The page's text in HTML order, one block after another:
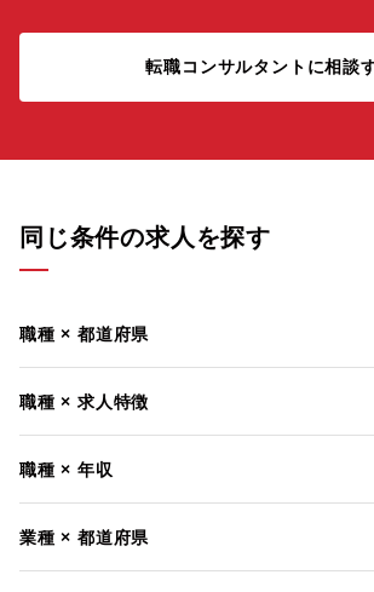
転職コンサルタントに相談
同じ条件の求人を探す
職種 × 都道府県
職種 × 求人特徴
職種 × 年収
業種 × 都道府県